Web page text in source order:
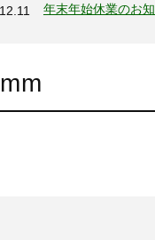
年末年始休業のお
オンラインショップ